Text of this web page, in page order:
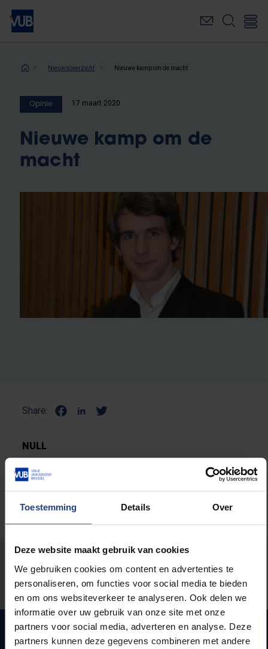
Toestemming Details Over
Deze website maakt gebruik van cookies
We gebruiken cookies om content en advertenties te
personaliseren, om functies voor social media te bieden
en om ons websiteverkeer te analyseren. Ook delen we
informatie over uw gebruik van onze site met onze
partners voor social media, adverteren en analyse. Deze
partners kunnen deze gegevens combineren met andere
Overslaan
naar
inhoudKruimelpad
Nieuwsoverzicht Nieuwe kamp om de macht
Opinie 17 maart 2020
Nieuwe kamp om de
macht
Share:
NULL
Stond er een fout op deze pagina?
Laat het ons weten